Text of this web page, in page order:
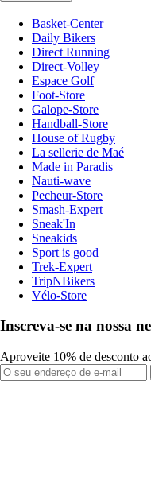
Basket-Center
Daily Bikers
Direct Running
Direct-Volley
Espace Golf
Foot-Store
Galope-Store
Handball-Store
House of Rugby
La sellerie de Maé
Made in Paradis
Nauti-wave
Pecheur-Store
Smash-Expert
Sneak'In
Sneakids
Sport is good
Trek-Expert
TripNBikers
Vélo-Store
Inscreva-se na nossa
Aproveite 10% de desconto